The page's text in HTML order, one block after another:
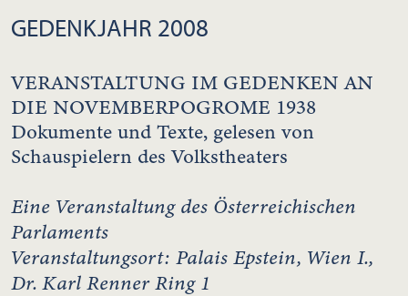
GEDENKJAHR 2008
VERANSTALTUNG IM GEDENKEN AN
DIE NOVEMBERPOGROME 1938
Dokumente und Texte, gelesen von
Schauspielern des Volkstheaters
Eine Veranstaltung des Österreichischen
Parlaments
Veranstaltungsort: Palais Epstein, Wien I.,
Dr. Karl Renner Ring 1